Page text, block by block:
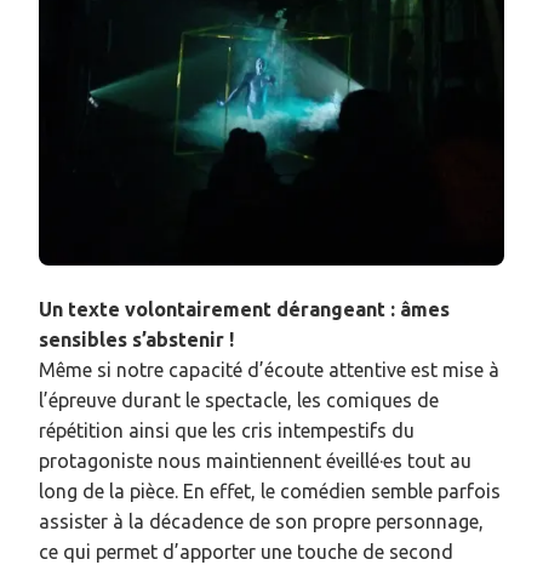
Un texte volontairement dérangeant : âmes
sensibles s’abstenir !
Même si notre capacité d’écoute attentive est mise à
l’épreuve durant le spectacle, les comiques de
répétition ainsi que les cris intempestifs du
protagoniste nous maintiennent éveillé·es tout au
long de la pièce. En effet, le comédien semble parfois
assister à la décadence de son propre personnage,
ce qui permet d’apporter une touche de second